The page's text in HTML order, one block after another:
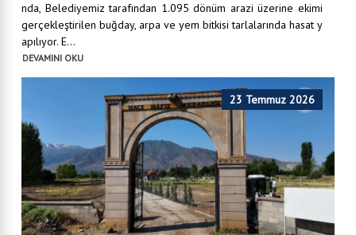
nda, Belediyemiz tarafından 1.095 dönüm arazi üzerine ekimi
gerçekleştirilen buğday, arpa ve yem bitkisi tarlalarında hasat y
apılıyor. E...
DEVAMINI OKU
23 Temmuz 2026